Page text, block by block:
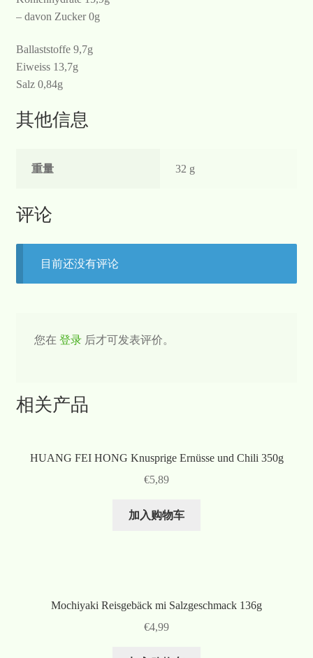
– davon Zucker 0g
Ballaststoffe 9,7g
Eiweiss 13,7g
Salz 0,84g
其他信息
重量 32 g
评论
目前还没有评论
您在 登录后才可发表评价。
相关产品
HUANG FEI HONG Knusprige Ernüsse und Chili 350g
€5,89
加入购物车
Mochiyaki Reisgebäck mi Salzgeschmack 136g
€4,99